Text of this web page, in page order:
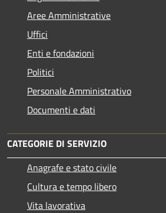
Aree Amministrative
Uffici
Enti e fondazioni
Politici
Personale Amministrativo
Documenti e dati
CATEGORIE DI SERVIZIO
Anagrafe e stato civile
Cultura e tempo libero
Vita lavorativa